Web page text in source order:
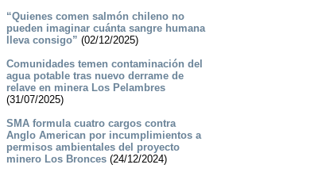
“Quienes comen salmón chileno no
pueden imaginar cuánta sangre humana
lleva consigo” (02/12/2025)
Comunidades temen contaminación del
agua potable tras nuevo derrame de
relave en minera Los Pelambres
(31/07/2025)
SMA formula cuatro cargos contra
Anglo American por incumplimientos a
permisos ambientales del proyecto
minero Los Bronces(24/12/2024)